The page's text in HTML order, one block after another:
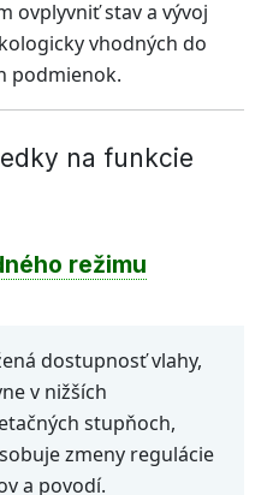
ovplyvniť stav a vývoj
vhodných do
podmienok.
na funkcie
režimu
dostupnosť vlahy,
v nižších
stupňoch,
zmeny regulácie
a povodí.